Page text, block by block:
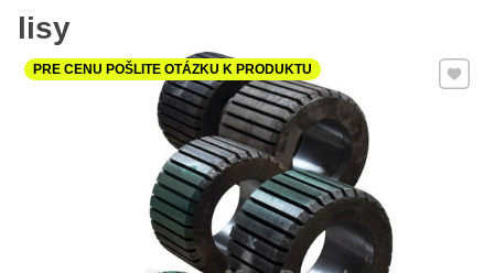
lisy
Pridať
PRE CENU POŠLITE OTÁZKU K PRODUKTU